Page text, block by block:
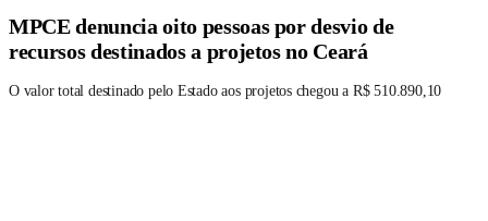
MPCE denuncia oito pessoas por desvio de
recursos destinados a projetos no Ceará
O valor total destinado pelo Estado aos projetos chegou a R$ 510.890,10